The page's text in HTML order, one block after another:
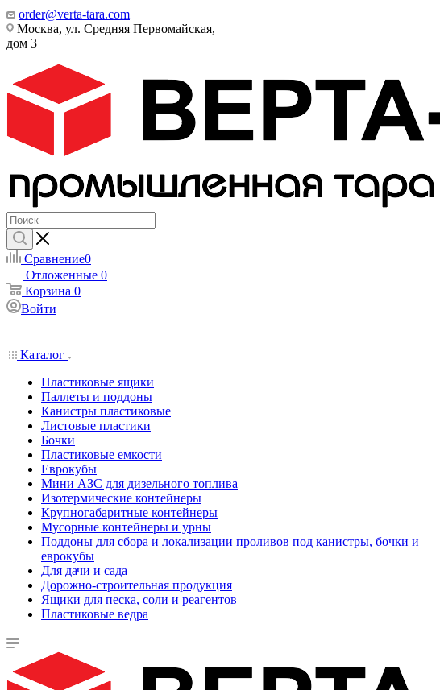
order@verta-tara.com
Москва, ул. Средняя Первомайская,
дом 3
Сравнение0
Отложенные 0
Корзина 0
Войти
Каталог
Пластиковые ящики
Паллеты и поддоны
Канистры пластиковые
Листовые пластики
Бочки
Пластиковые емкости
Еврокубы
Мини АЗС для дизельного топлива
Изотермические контейнеры
Крупногабаритные контейнеры
Мусорные контейнеры и урны
Поддоны для сбора и локализации проливов под канистры, бочки и
еврокубы
Для дачи и сада
Дорожно-строительная продукция
Ящики для песка, соли и реагентов
Пластиковые ведра